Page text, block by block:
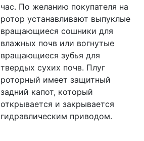
час. По желанию покупателя на
ротор устанавливают выпуклые
вращающиеся сошники для
влажных почв или вогнутые
вращающиеся зубья для
твердых сухих почв. Плуг
роторный имеет защитный
задний капот, который
открывается и закрывается
гидравлическим приводом.